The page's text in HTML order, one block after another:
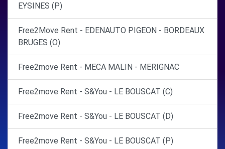
EYSINES (P)
Free2Move Rent - EDENAUTO PIGEON - BORDEAUX
BRUGES (O)
Free2move Rent - MECA MALIN - MERIGNAC
Free2move Rent - S&You - LE BOUSCAT (C)
Free2move Rent - S&You - LE BOUSCAT (D)
Free2move Rent - S&You - LE BOUSCAT (P)